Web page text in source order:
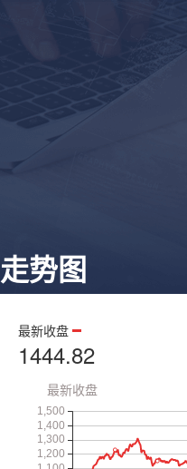
走势图
最新收盘
1444.82